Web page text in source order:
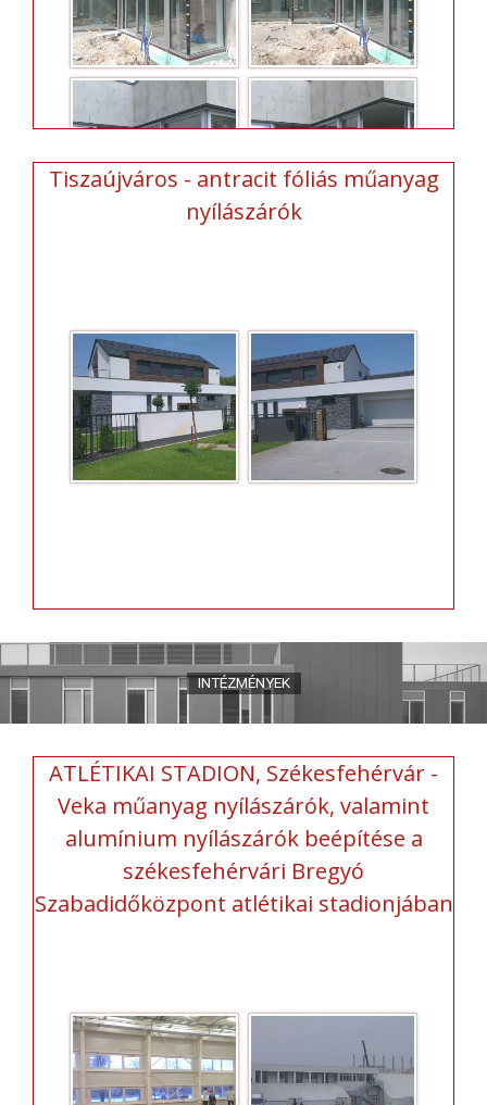
Tiszaújváros - antracit fóliás műanyag
nyílászárók
ATLÉTIKAI STADION, Székesfehérvár -
Veka műanyag nyílászárók, valamint
alumínium nyílászárók beépítése a
székesfehérvári Bregyó
Szabadidőközpont atlétikai stadionjában